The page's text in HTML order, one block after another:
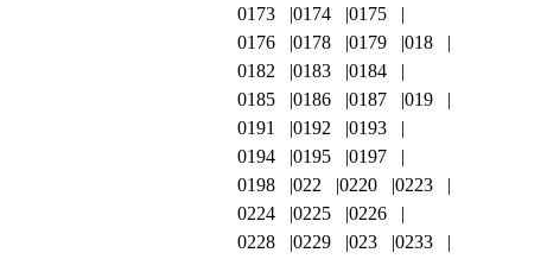
0173
0174
0175
0176
0178 0179
018
0182
0183
0184
0185
0186 0187
019
0191
0192
0193
0194
0195
0197
0198
022 0220
0223
0224
0225
0226
0228
0229 023
0233